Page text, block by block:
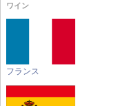
ワイン
フランス